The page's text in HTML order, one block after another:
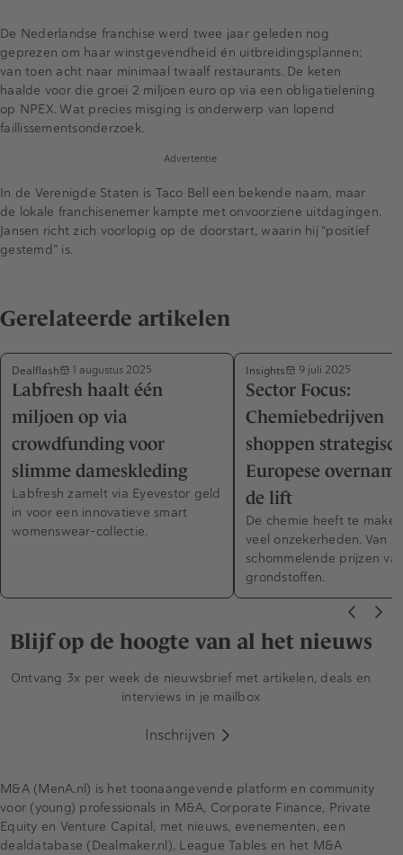
De Nederlandse franchise werd twee jaar geleden nog
geprezen om haar winstgevendheid én uitbreidingsplannen:
van toen acht naar minimaal twaalf restaurants. De keten
haalde voor die groei 2 miljoen euro op via een obligatielening
op NPEX. Wat precies misging is onderwerp van lopend
faillissementsonderzoek.
Advertentie
In de Verenigde Staten is Taco Bell een bekende naam, maar
de lokale franchisenemer kampte met onvoorziene uitdagingen.
Jansen richt zich voorlopig op de doorstart, waarin hij “positief
gestemd” is.
Gerelateerde artikelen
Dealflash 1 augustus 2025
Labfresh haalt één
miljoen op via
crowdfunding voor
slimme dameskleding
Labfresh zamelt via Eyevestor geld
in voor een innovatieve smart
womenswear-collectie.
Insights 9 juli 2025
Sector Focus:
Chemiebedrijven
shoppen
Europese
de lift
De chemie heeft te
veel onzekerheden. Van
schommelende prijzen
grondstoffen.
Blijf op de hoogte van al het nieuws
Ontvang 3x per week de nieuwsbrief met artikelen, deals en
interviews in je mailbox
Inschrijven
M&A (MenA.nl) is het toonaangevende platform en community
voor (young) professionals in M&A, Corporate Finance, Private
Equity en Venture Capital, met nieuws, evenementen, een
dealdatabase (Dealmaker.nl), League Tables en het M&A